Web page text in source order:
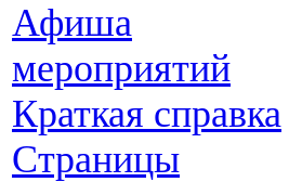
Афиша
мероприятий
Краткая справка
Страницы